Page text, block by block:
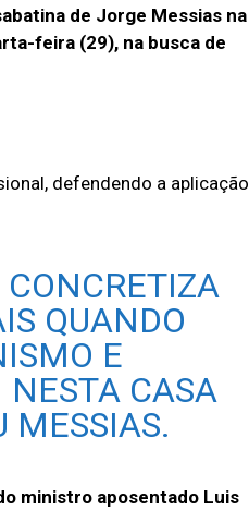
de Jorge Messias na
feira (29), na busca de
defendendo a aplicação
QUANDO
E
NESTA CASA
MESSIAS.
ministro aposentado Luis